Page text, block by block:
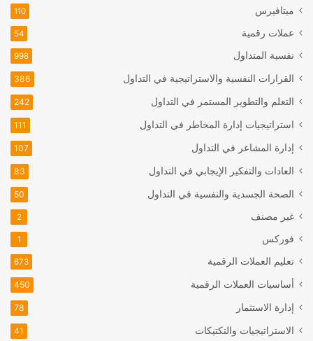
ميتافيرس 110
عملات رقمية 54
نفسية المتداول 998
القرارات النفسية والاستراتيجية في التداول 386
التعلم والتطوير المستمر في التداول 242
استراتيجيات إدارة المخاطر في التداول 111
إدارة المشاعر في التداول 107
العادات والتفكير الإيجابي في التداول 83
الصحة الجسدية والنفسية في التداول 50
غير مصنف 2
فوركس 1
تعليم العملات الرقمية 673
أساسيات العملات الرقمية 450
إدارة الاستثمار 78
الاستراتيجيات والتكتيكات 41